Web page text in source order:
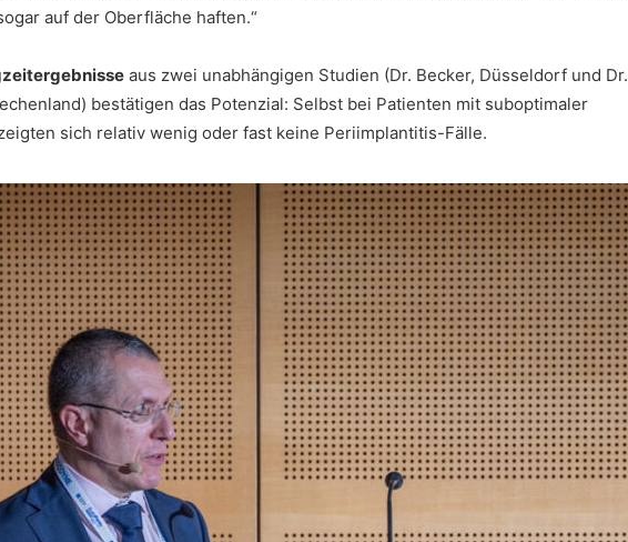
auf der Oberfläche haften.“
aus zwei unabhängigen Studien (Dr. Becker, Düsseldorf und Dr.
bestätigen das Potenzial: Selbst bei Patienten mit suboptimaler
sich relativ wenig oder fast keine Periimplantitis-Fälle.